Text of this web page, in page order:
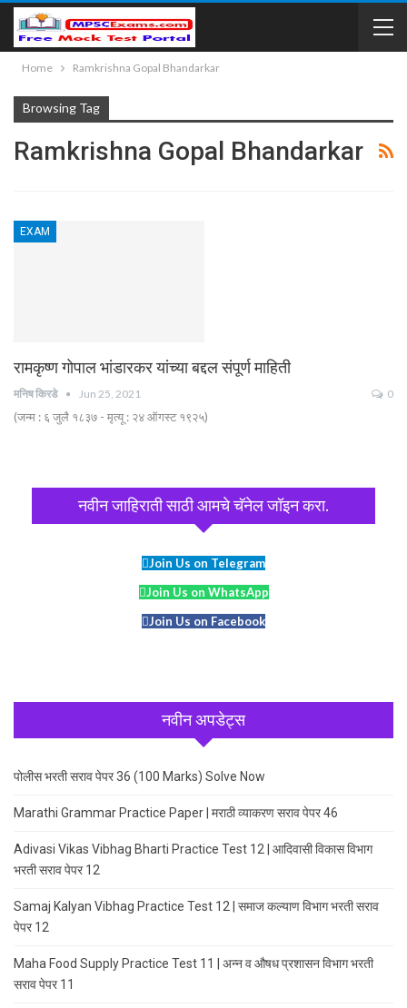
Home Ramkrishna Gopal Bhandarkar
Browsing Tag
Ramkrishna Gopal Bhandarkar
EXAM
रामकृष्ण गोपाल भांडारकर यांच्या बद्दल संपूर्ण माहिती
मनिष किरडे Jun 25, 2021 0
(जन्म : ६ जुलै १८३७ - मृत्यू : २४ ऑगस्ट १९२५)
नवीन जाहिराती साठी आमचे चॅनेल जॉइन करा.
Join Us on Telegram
Join Us on WhatsApp
Join Us on Facebook
नवीन अपडेट्स
पोलीस भरती सराव पेपर 36 (100 Marks) Solve Now
Marathi Grammar Practice Paper | मराठी व्याकरण सराव पेपर 46
Adivasi Vikas Vibhag Bharti Practice Test 12 | आदिवासी विकास विभाग
भरती सराव पेपर 12
Samaj Kalyan Vibhag Practice Test 12 | समाज कल्याण विभाग भरती सराव
पेपर 12
Maha Food Supply Practice Test 11 | अन्न व औषध प्रशासन विभाग भरती
सराव पेपर 11